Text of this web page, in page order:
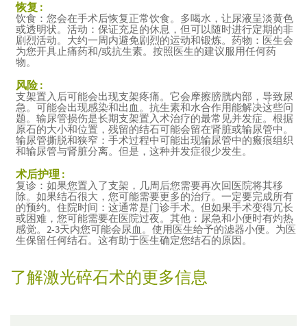
恢复 :
饮食：您会在手术后恢复正常饮食。多喝水，让尿液呈淡黄色
或透明状。活动：保证充足的休息，但可以随时进行定期的非
剧烈活动。大约一周内避免剧烈的运动和锻炼。药物：医生会
为您开具止痛药和/或抗生素。按照医生的建议服用任何药
物。
风险 :
支架置入后可能会出现支架疼痛。它会摩擦膀胱内部，导致尿
急。可能会出现感染和出血。抗生素和水合作用能解决这些问
题。输尿管损伤是长期支架置入术治疗的最常见并发症。根据
原石的大小和位置，残留的结石可能会留在肾脏或输尿管中。
输尿管撕脱和狭窄：手术过程中可能出现输尿管中的瘢痕组织
和输尿管与肾脏分离。但是，这种并发症很少发生。
术后护理 :
复诊：如果您置入了支架，几周后您需要再次回医院将其移
除。如果结石很大，您可能需要更多的治疗。一定要完成所有
的预约。住院时间：这通常是门诊手术。但如果手术变得冗长
或困难，您可能需要在医院过夜。其他：尿急和小便时有灼热
感觉。2-3天内您可能会尿血。使用医生给予的滤器小便。为医
生保留任何结石。这有助于医生确定您结石的原因。
了解激光碎石术的更多信息